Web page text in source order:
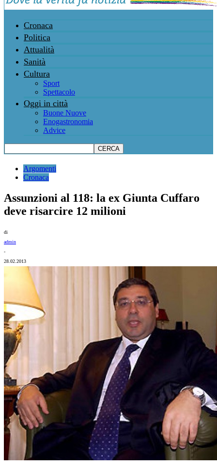
Cronaca
Politica
Attualità
Sanità
Cultura
Sport
Spettacolo
Oggi in città
Buone Nuove
Enogastronomia
Advice
Argomenti
Cronaca
Assunzioni al 118: la ex Giunta Cuffaro
deve risarcire 12 milioni
di
admin
-
28.02.2013